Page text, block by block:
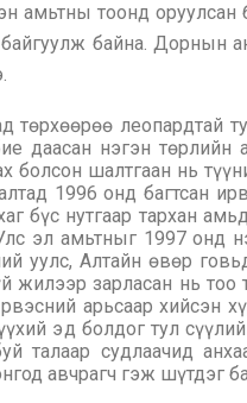
амьтны тоонд оруулсан
байна. Дорнын
төрхөөрөө леопардтай
даасан нэгэн төрлийн
болсон шалтгаан нь
1996 онд багтсан
бүс нутгаар тархан
эл амьтныг 1997 онд
уулс, Алтайн өвөр
жилээр зарласан нь
арьсаар
эд болдог тул
судлаачид
авчрагч гэж шүтдэг